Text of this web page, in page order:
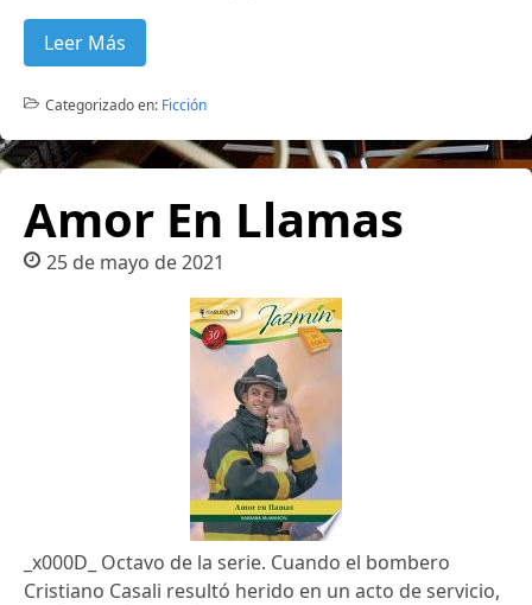
Leer Más
Categorizado en: Ficción
Amor En Llamas
25 de mayo de 2021
_x000D_ Octavo de la serie. Cuando el bombero
Cristiano Casali resultó herido en un acto de servicio,